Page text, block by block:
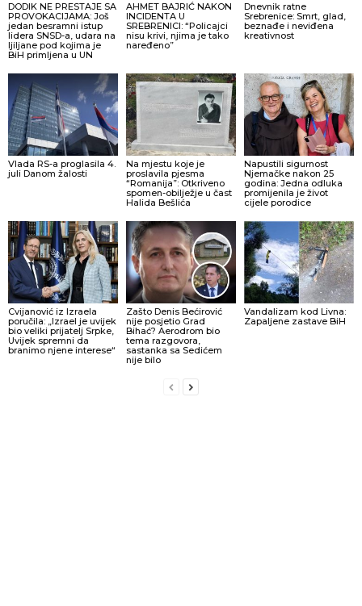
DODIK NE PRESTAJE SA
PROVOKACIJAMA: Još
jedan besramni istup
lidera SNSD-a, udara na
ljiljane pod kojima je
BiH primljena u UN
AHMET BAJRIĆ NAKON
INCIDENTA U
SREBRENICI: “Policajci
nisu krivi, njima je tako
naređeno”
Dnevnik ratne
Srebrenice: Smrt, glad,
beznađe i neviđena
kreativnost
Vlada RS-a proglasila 4.
juli Danom žalosti
Na mjestu koje je
proslavila pjesma
“Romanija”: Otkriveno
spomen-obilježje u čast
Halida Bešlića
Napustili sigurnost
Njemačke nakon 25
godina: Jedna odluka
promijenila je život
cijele porodice
Cvijanović iz Izraela
poručila: „Izrael je uvijek
bio veliki prijatelj Srpke,
Uvijek spremni da
branimo njene interese“
Zašto Denis Bećirović
nije posjetio Grad
Bihać? Aerodrom bio
tema razgovora,
sastanka sa Sedićem
nije bilo
Vandalizam kod Livna:
Zapaljene zastave BiH